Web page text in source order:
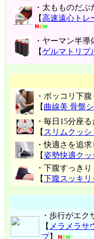
・太もものだぶ
【高速遠心ト
・ヤーマン半
【ゲルマトリプ
・ポッコリ下
【 曲線美 骨盤
・毎日15分座
【 スリムクッ
・快適さを追
【姿勢快適クッ
・下腹すっきり
【下腹スッキリ
・歩行がエク
【 メラメラサ
プ】